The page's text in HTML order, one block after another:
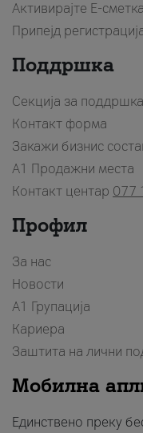
Активирајте Е-сметка
Припејд
Поддршка
Секција за поддршка
Контакт форма
Закажи бизнис
A1 Продажни места
Контакт центар 077
Профил
За нас
Новости
А1 Групација
Кариера
Заштита на лични
Мобилна
Единствено преку